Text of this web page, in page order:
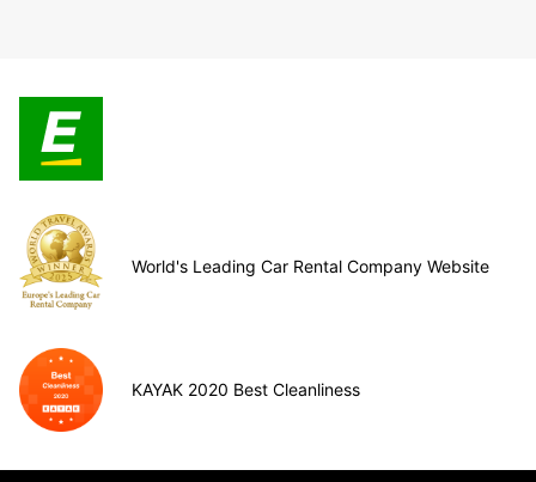
World's Leading Car Rental Company Website
KAYAK 2020 Best Cleanliness